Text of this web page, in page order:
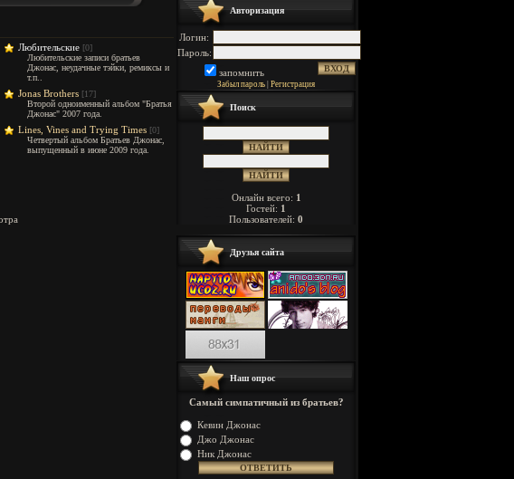
Любительские [0]
Любительские записи братьев
Джонас, неудачные тэйки, ремиксы и
т.п..
Jonas Brothers [17]
Второй одноименный альбом "Братья
Джонас" 2007 года.
Lines, Vines and Trying Times [0]
Четвертый альбом Братьев Джонас,
выпущенный в июне 2009 года.
Авторизация
Логин:
Пароль:
запомнить
Забыл пароль Регистрация
Поиск
Онлайн всего: 1
Гостей: 1
Пользователей: 0
Друзья сайта
Наш опрос
Самый симпатичный из братьев?
Кевин Джонас
Джо Джонас
Ник Джонас